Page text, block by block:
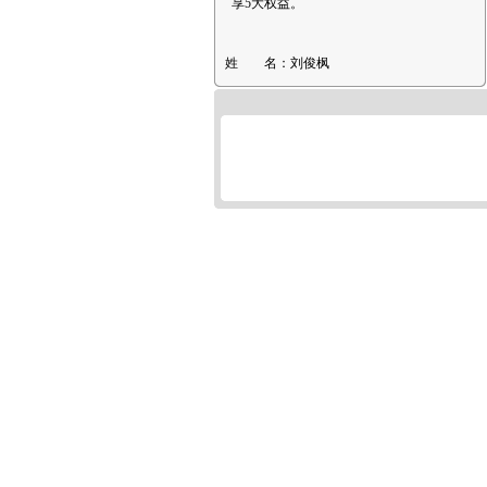
享5大权益。
姓 名： 刘俊枫